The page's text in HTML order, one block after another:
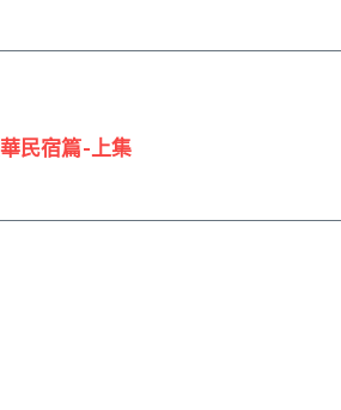
民宿篇-上集